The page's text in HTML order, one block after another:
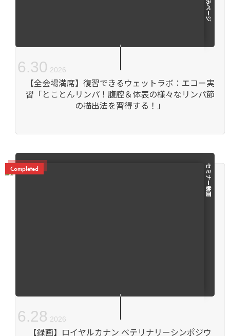
【全会場満席】復習できるウェットラボ：エコー実
習「とことんリンパ！腹腔＆体表の様々なリンパ節
の描出法を習得する！」
6.30 2026
セミナー動画
【録画】ロイヤルカナン ベテリナリーシンポジウ
6.28 2026
Completed